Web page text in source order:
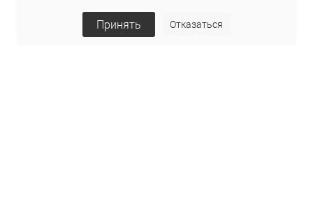
Принять Отказаться